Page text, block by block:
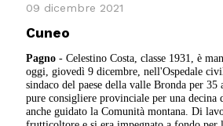
09 dicembre 2021
Cuneo
Pagno - Celestino Costa, classe 1931, è
oggi, giovedì 9 dicembre, nell'Ospedale
sindaco del paese della valle Bronda per
pure consigliere provinciale per una decina
anche guidato la Comunità montana. Di